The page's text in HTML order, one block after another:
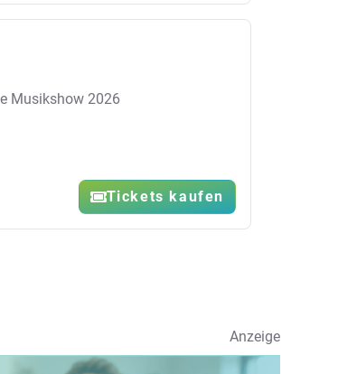
Musikshow 2026
Tickets kaufen
Anzeige